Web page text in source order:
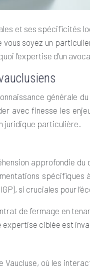
et ses spécificités
soyez un
l’expertise d’un
avec finesse les
juridique particulière.
approfondie
si cruciales pour
de fermage en
ciblée est
où les